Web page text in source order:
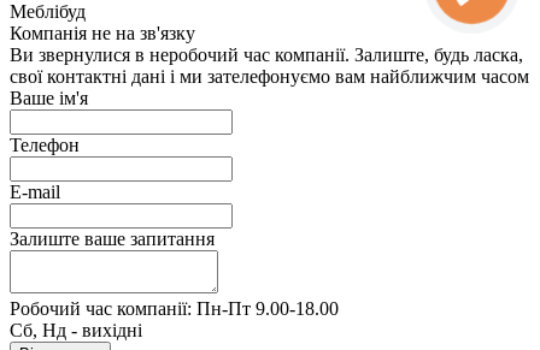
Меблібуд
Компанія не на зв'язку
Ви звернулися в неробочий час компанії. Залиште, будь ласка,
свої контактні дані і ми зателефонуємо вам найближчим часом
Ваше ім'я
Телефон
E-mail
Залиште ваше запитання
Робочий час компанії: Пн-Пт 9.00-18.00
Сб, Нд - вихідні